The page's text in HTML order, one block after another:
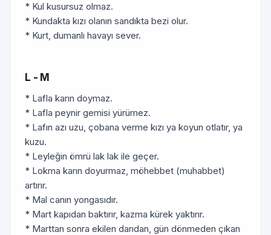
* Kul kusursuz olmaz.
* Kundakta kızı olanın sandıkta bezi olur.
* Kurt, dumanlı havayı sever.
L - M
* Lafla karın doymaz.
* Lafla peynir gemisi yürümez.
* Lafın azı uzu, çobana verme kızı ya koyun otlatır, ya
kuzu.
* Leyleğin ömrü lak lak ile geçer.
* Lokma karın doyurmaz, möhebbet (muhabbet)
artırır.
* Mal canın yongasıdır.
* Mart kapıdan baktırır, kazma kürek yaktırır.
* Marttan sonra ekilen darıdan, gün dönmeden çıkan